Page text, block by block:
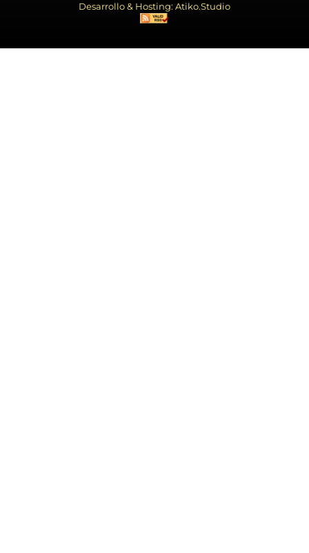
Desarrollo & Hosting: Atiko.Studio